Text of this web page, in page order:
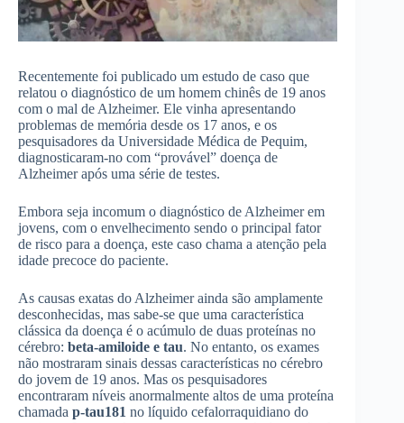
Recentemente foi publicado um estudo de caso que
relatou o diagnóstico de um homem chinês de 19 anos
com o mal de Alzheimer. Ele vinha apresentando
problemas de memória desde os 17 anos, e os
pesquisadores da Universidade Médica de Pequim,
diagnosticaram-no com “provável” doença de
Alzheimer após uma série de testes.
Embora seja incomum o diagnóstico de Alzheimer em
jovens, com o envelhecimento sendo o principal fator
de risco para a doença, este caso chama a atenção pela
idade precoce do paciente.
As causas exatas do Alzheimer ainda são amplamente
desconhecidas, mas sabe-se que uma característica
clássica da doença é o acúmulo de duas proteínas no
cérebro: beta-amiloide e tau. No entanto, os exames
não mostraram sinais dessas características no cérebro
do jovem de 19 anos. Mas os pesquisadores
encontraram níveis anormalmente altos de uma proteína
chamada p-tau181 no líquido cefalorraquidiano do